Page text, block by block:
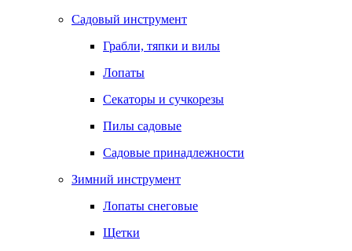
Садовый инструмент
Грабли, тяпки и вилы
Лопаты
Секаторы и сучкорезы
Пилы садовые
Садовые принадлежности
Зимний инструмент
Лопаты снеговые
Щетки